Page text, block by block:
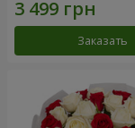
Заказать